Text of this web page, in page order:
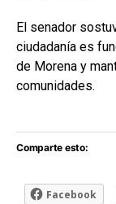
El senador
ciudadanía es
de Morena y
comunidades.
Comparte esto:
Facebook